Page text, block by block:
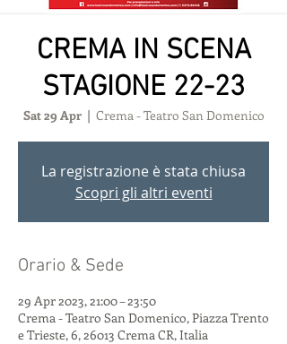
CREMA IN SCENA
STAGIONE 22-23
Sat 29 Apr
  |
Crema - Teatro San Domenico
La registrazione è stata chiusa
Scopri gli altri eventi
Orario & Sede
29 Apr 2023, 21:00 – 23:50
Crema - Teatro San Domenico, Piazza Trento
e Trieste, 6, 26013 Crema CR, Italia